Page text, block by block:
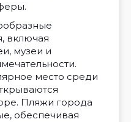
включая
музеи и
место среди
Пляжи города
обеспечивая